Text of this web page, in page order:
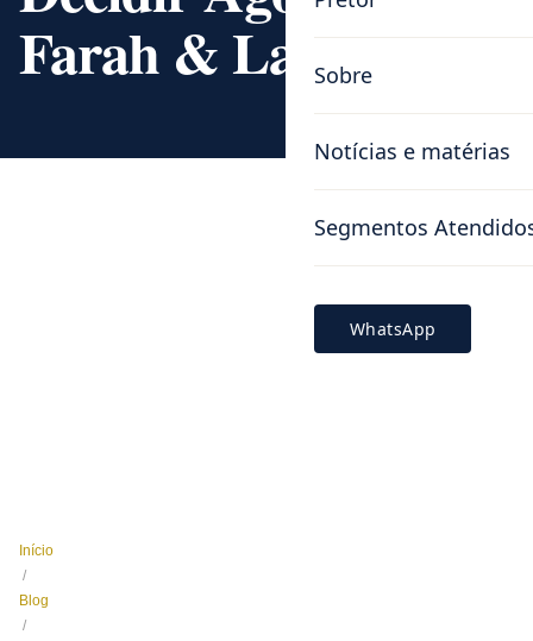
Sobre
Notícias e matérias
Segmentos
WhatsApp
Farah & Laurindo
Início
/
Blog
/